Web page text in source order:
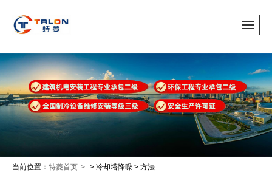
当前位置： 特菱首页 > 冷却塔降噪 > 方法